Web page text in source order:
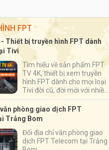
FPT
- Thiết bị truyền hình FPT dành
Tivi
Tìm hiểu về sản phẩm FPT
TV 4K, thiết bị xem truyền
hình FPT dành cho mọi loại
Tivi đời cũ, đời mới với nhiều
kênh truyền hình lên tới hơn
200 kênh
phòng giao dịch FPT
Trảng Bom
Đổi địa chỉ văn phòng giao
dịch FPT Telecom tại Trảng